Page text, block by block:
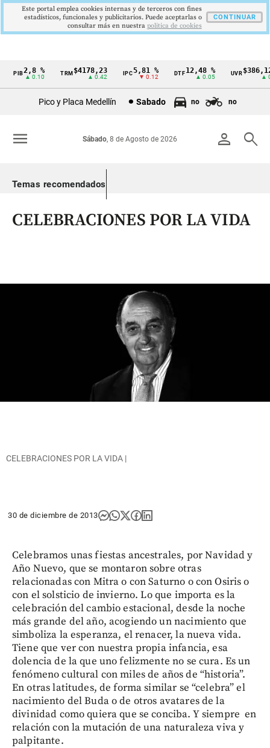
Cintillo
Colombia
PIB2,8 %
▲ 0.10
TRM$4178,23
▲ 0.42
5,81 %
▼ 0.12
DTF12,48 %
▲ 0.05
UVR
▲
Pico y Placa Medellín Sabado no no
person search
Sábado, 8 de Agosto de 2026
menu
Temas recomendados
CELEBRACIONES POR LA VIDA
CELEBRACIONES POR LA VIDA |
30 de diciembre de 2013
Celebramos unas fiestas ancestrales, por Navidad y
Año Nuevo, que se montaron sobre otras
relacionadas con Mitra o con Saturno o con Osiris o
con el solsticio de invierno. Lo que importa es la
celebración del cambio estacional, desde la noche
más grande del año, acogiendo un nacimiento que
simboliza la esperanza, el renacer, la nueva vida.
Tiene que ver con nuestra propia infancia, esa
dolencia de la que uno felizmente no se cura. Es un
fenómeno cultural con miles de años de “historia”.
En otras latitudes, de forma similar se “celebra” el
nacimiento del Buda o de otros avatares de la
divinidad como quiera que se conciba. Y siempre en
relación con la mutación de una naturaleza viva y
palpitante.
Este portal emplea cookies internas y de terceros con fines
estadísticos, funcionales y publicitarios. Puede aceptarlas o
consultar más en nuestra politica de cookies
CONTINUAR